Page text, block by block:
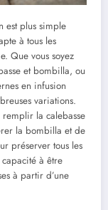
est plus simple
à tous les
Que vous soyez
et bombilla, ou
en infusion
variations.
la calebasse
la bombilla et de
préserver tous les
capacité à être
à partir d’une